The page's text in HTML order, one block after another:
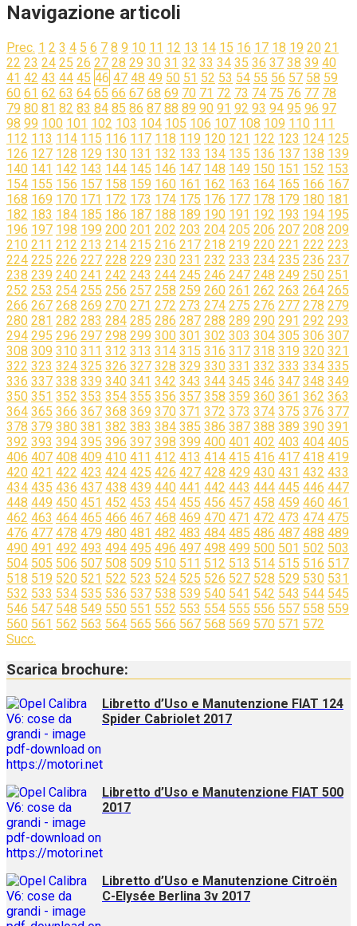
Navigazione articoli
Prec. 1 2 3 4 5 6 7 8 9 10 11 12 13 14 15 16 17 18 19 20 21
22 23 24 25 26 27 28 29 30 31 32 33 34 35 36 37 38 39 40
41 42 43 44 45 46 47 48 49 50 51 52 53 54 55 56 57 58 59
60 61 62 63 64 65 66 67 68 69 70 71 72 73 74 75 76 77 78
79 80 81 82 83 84 85 86 87 88 89 90 91 92 93 94 95 96 97
98 99 100 101 102 103 104 105 106 107 108 109 110 111
112 113 114 115 116 117 118 119 120 121 122 123 124 125
126 127 128 129 130 131 132 133 134 135 136 137 138 139
140 141 142 143 144 145 146 147 148 149 150 151 152 153
154 155 156 157 158 159 160 161 162 163 164 165 166 167
168 169 170 171 172 173 174 175 176 177 178 179 180 181
182 183 184 185 186 187 188 189 190 191 192 193 194 195
196 197 198 199 200 201 202 203 204 205 206 207 208 209
210 211 212 213 214 215 216 217 218 219 220 221 222 223
224 225 226 227 228 229 230 231 232 233 234 235 236 237
238 239 240 241 242 243 244 245 246 247 248 249 250 251
252 253 254 255 256 257 258 259 260 261 262 263 264 265
266 267 268 269 270 271 272 273 274 275 276 277 278 279
280 281 282 283 284 285 286 287 288 289 290 291 292 293
294 295 296 297 298 299 300 301 302 303 304 305 306 307
308 309 310 311 312 313 314 315 316 317 318 319 320 321
322 323 324 325 326 327 328 329 330 331 332 333 334 335
336 337 338 339 340 341 342 343 344 345 346 347 348 349
350 351 352 353 354 355 356 357 358 359 360 361 362 363
364 365 366 367 368 369 370 371 372 373 374 375 376 377
378 379 380 381 382 383 384 385 386 387 388 389 390 391
392 393 394 395 396 397 398 399 400 401 402 403 404 405
406 407 408 409 410 411 412 413 414 415 416 417 418 419
420 421 422 423 424 425 426 427 428 429 430 431 432 433
434 435 436 437 438 439 440 441 442 443 444 445 446 447
448 449 450 451 452 453 454 455 456 457 458 459 460 461
462 463 464 465 466 467 468 469 470 471 472 473 474 475
476 477 478 479 480 481 482 483 484 485 486 487 488 489
490 491 492 493 494 495 496 497 498 499 500 501 502 503
504 505 506 507 508 509 510 511 512 513 514 515 516 517
518 519 520 521 522 523 524 525 526 527 528 529 530 531
532 533 534 535 536 537 538 539 540 541 542 543 544 545
546 547 548 549 550 551 552 553 554 555 556 557 558 559
560 561 562 563 564 565 566 567 568 569 570 571 572
Succ.
Scarica brochure:
Libretto d’Uso e Manutenzione FIAT 124
Spider Cabriolet 2017
Libretto d’Uso e Manutenzione FIAT 500
2017
Libretto d’Uso e Manutenzione Citroën
C-Elysée Berlina 3v 2017